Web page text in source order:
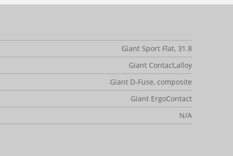
Giant Sport Flat, 31.8
Giant Contact,alloy
Giant D-Fuse, composite
Giant ErgoContact
N/A